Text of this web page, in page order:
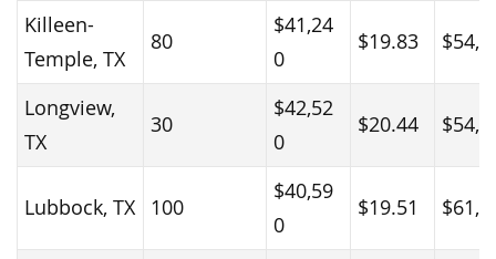
Killeen-
Temple, TX
80
$41,24
0
$19.83
Longview,
TX
30
$42,52
0
$20.44
Lubbock, TX 100
$40,59
0
$19.51